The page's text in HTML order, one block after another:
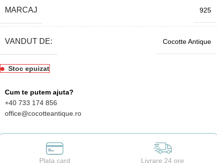
MARCAJ 925
VANDUT DE: Cocotte Antique
Stoc epuizat
Cum te putem ajuta?
+40 733 174 856
office@cocotteantique.ro
Plata card Livrare 24 ore